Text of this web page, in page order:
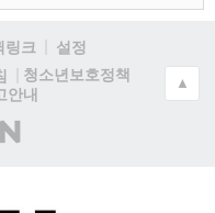
링크
설정
청소년보호정책
안내
▲